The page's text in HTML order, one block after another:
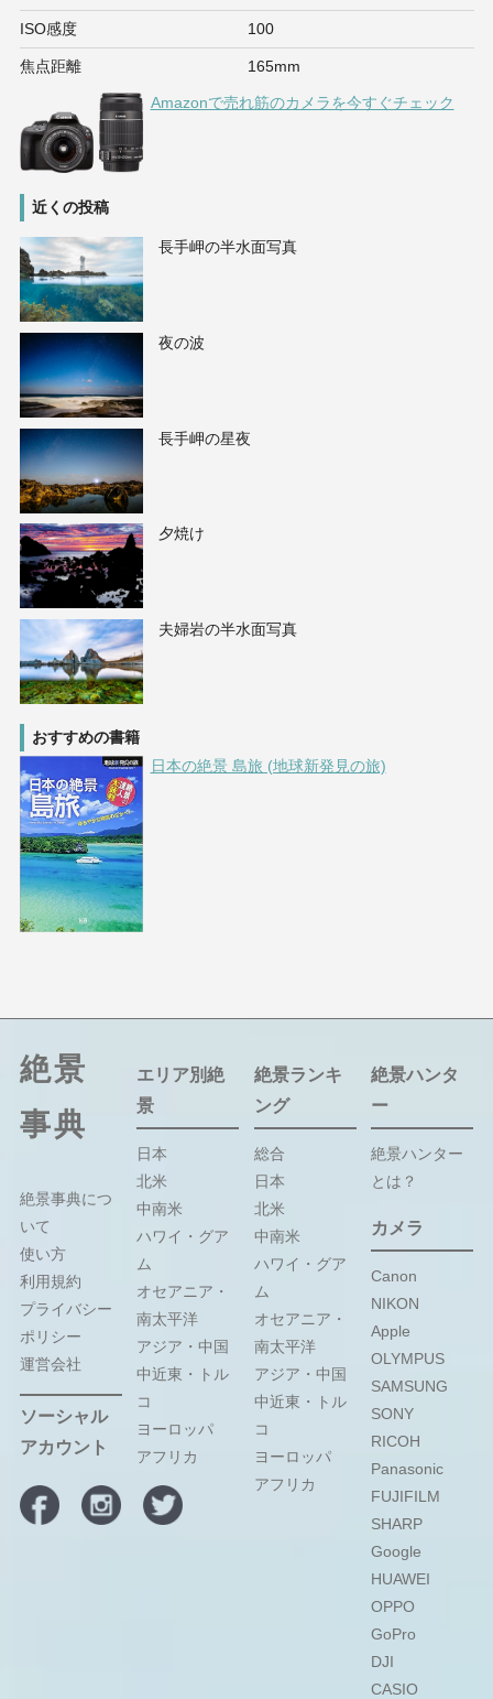
ISO感度 100
焦点距離 165mm
Amazonで売れ筋のカメラを今すぐチェック
近くの投稿
長手岬の半水面写真
夜の波
長手岬の星夜
夕焼け
夫婦岩の半水面写真
おすすめの書籍
日本の絶景 島旅 (地球新発見の旅)
絶景
事典
絶景事典につ
いて
使い方
利用規約
プライバシー
ポリシー
運営会社
ソーシャル
アカウント
エリア別絶
景
日本
北米
中南米
ハワイ・グア
ム
オセアニア・
南太平洋
アジア・中国
中近東・トル
コ
ヨーロッパ
アフリカ
絶景ランキ
ング
総合
日本
北米
中南米
ハワイ・グア
ム
オセアニア・
南太平洋
アジア・中国
中近東・トル
コ
ヨーロッパ
アフリカ
絶景ハンタ
ー
絶景ハンター
とは？
カメラ
Canon
NIKON
Apple
OLYMPUS
SAMSUNG
SONY
RICOH
Panasonic
FUJIFILM
SHARP
Google
HUAWEI
OPPO
GoPro
DJI
CASIO